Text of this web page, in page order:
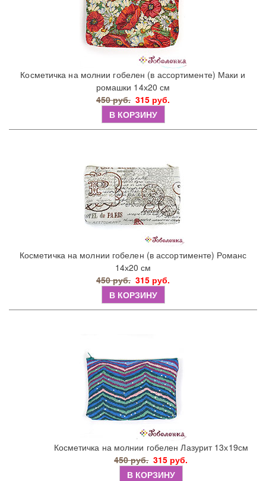
Косметичка на молнии гобелен (в ассортименте) Маки и
ромашки 14х20 см
450 руб. 315 руб.
В КОРЗИНУ
Косметичка на молнии гобелен (в ассортименте) Романс
14х20 см
450 руб. 315 руб.
В КОРЗИНУ
Косметичка на молнии гобелен Лазурит 13х19см
450 руб. 315 руб.
В КОРЗИНУ